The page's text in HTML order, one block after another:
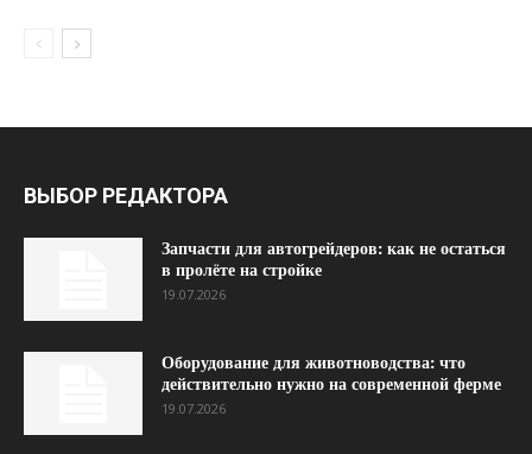
ВЫБОР РЕДАКТОРА
Запчасти для автогрейдеров: как не остаться
в пролёте на стройке
19.07.2026
Оборудование для животноводства: что
действительно нужно на современной ферме
19.07.2026